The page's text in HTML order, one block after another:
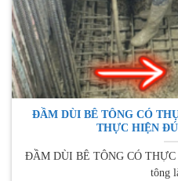
ĐẦM DÙI BÊ TÔNG CÓ
THỰC HIỆN
ĐẦM DÙI BÊ TÔNG CÓ
tông